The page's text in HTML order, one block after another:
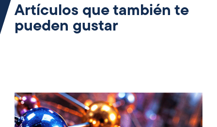
Artículos que también te
pueden gustar